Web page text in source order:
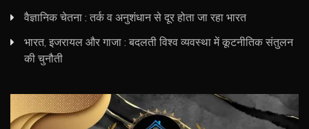
वैज्ञानिक चेतना : तर्क व अनुशंधान से दूर होता जा रहा भारत
भारत, इजरायल और गाजा : बदलती विश्व व्यवस्था में कूटनीतिक संतुलन
की चुनौती